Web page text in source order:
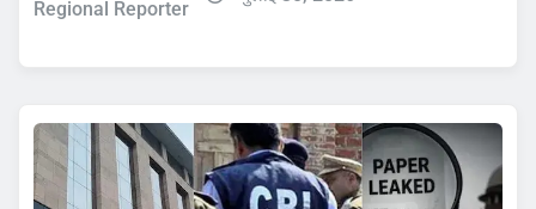
Regional Reporter